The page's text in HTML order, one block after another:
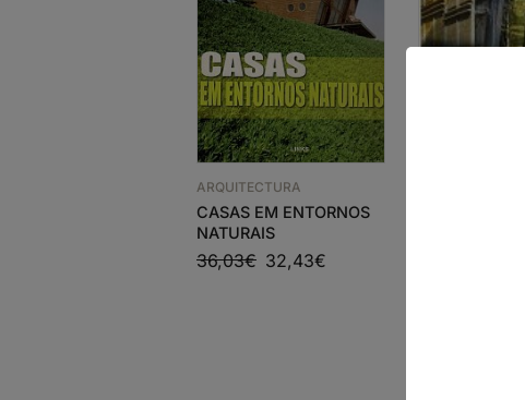
ARQUITECTURA
CASAS EM ENTORNOS
NATURAIS
36,03€ 32,43€